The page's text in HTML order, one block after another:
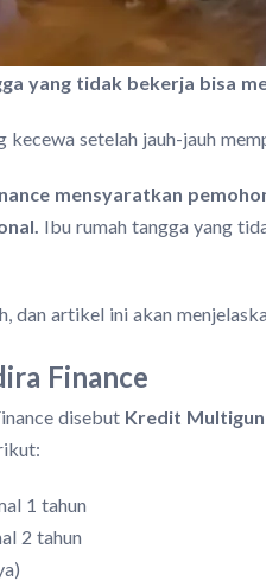
yang tidak bekerja bisa
setelah jauh-jauh
mensyaratkan
Ibu rumah tangga yang
artikel ini akan
Finance
disebut Kredit
1 tahun
2 tahun